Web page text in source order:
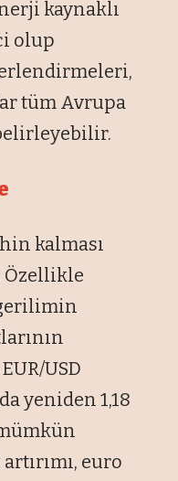
kaynaklı
olup
tüm Avrupa
kalması
Özellikle
USD
yeniden 1,18
euro